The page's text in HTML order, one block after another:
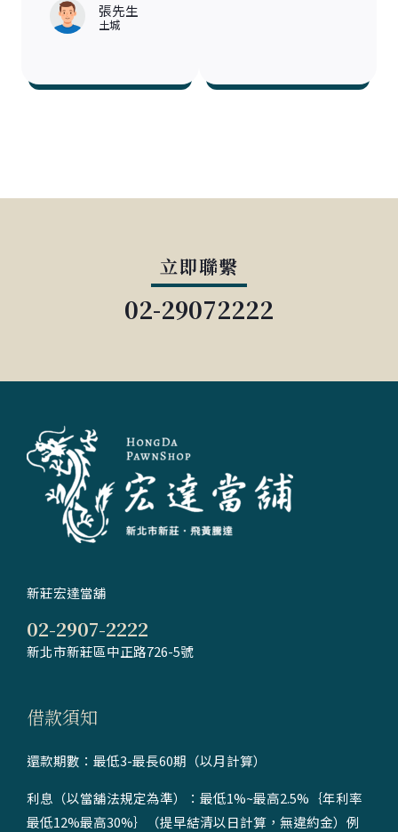
張先生
土城
立即聯繫
02-29072222
新莊宏達當舖
02-2907-2222
新北市新莊區中正路726-5號
借款須知
還款期數：最低3-最長60期（以月計算）
利息（以當舖法規定為準）：最低1%~最高2.5%｛年利率
最低12%最高30%｝（提早結清以日計算，無違約金）例